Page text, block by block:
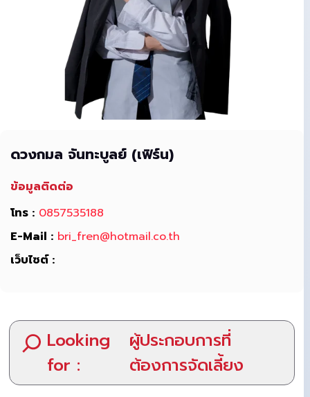
Looking
for :
ผู้ประกอบการที่
ต้องการจัดเลี้ยง
ดวงกมล จันทะบูลย์ (เฟิร์น)
ข้อมูลติดต่อ
โทร : 0857535188
E-Mail : bri_fren@hotmail.co.th
เว็บไซต์ :